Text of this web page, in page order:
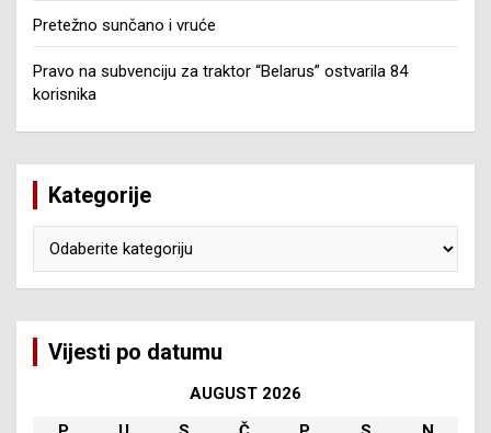
Pretežno sunčano i vruće
Pravo na subvenciju za traktor “Belarus” ostvarila 84
korisnika
Kategorije
Vijesti po datumu
AUGUST 2026